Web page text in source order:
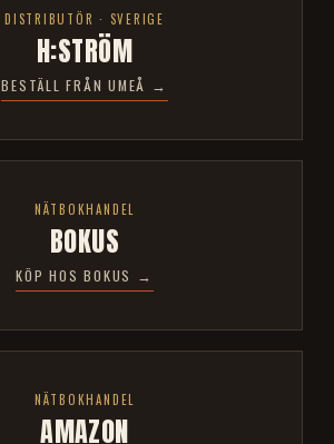
DISTRIBUTÖR · SVERIGE
H:STRÖM
BESTÄLL FRÅN UMEÅ →
NÄTBOKHANDEL
BOKUS
KÖP HOS BOKUS →
NÄTBOKHANDEL
AMAZON